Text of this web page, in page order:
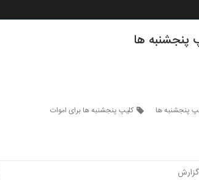
پنجشنبه ها
پنجشنبه ها کلیپ پنجشنبه ها برای اموات
گزارش